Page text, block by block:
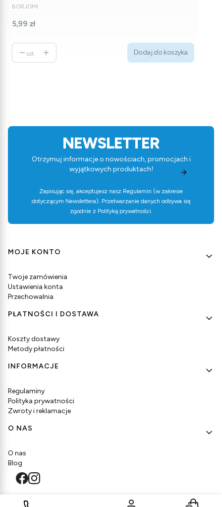
PRODUCENT
BORJOMI
Cena
5,99 zł
szt. Dodaj do koszyka
NEWSLETTER
Otrzymuj informacje o nowościach, promocjach i
wyjątkowych produktach!
Zapisując się, akceptujesz nasz Regulamin (w zakresie
dotyczącym Newslettera). Przetwarzanie danych odbywa się
zgodnie z Polityką prywatności.
Linki w stopce
MOJE KONTO
Twoje zamówienia
Ustawienia konta
Przechowalnia
PŁATNOŚCI I DOSTAWA
Koszty dostawy
Metody płatności
INFORMACJE
Regulaminy
Polityka prywatności
Zwroty i reklamacje
O NAS
O nas
Blog
Produkty